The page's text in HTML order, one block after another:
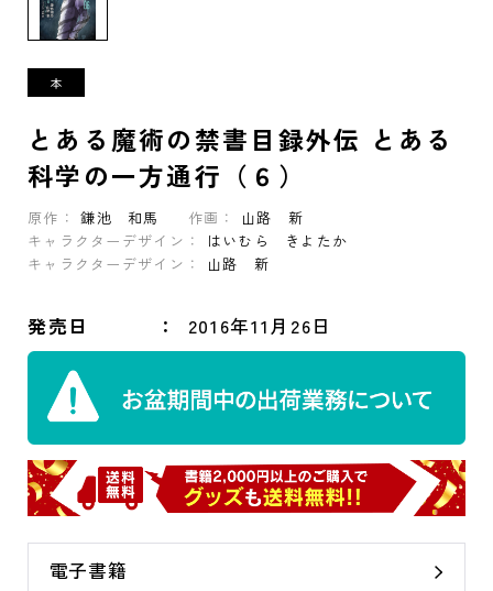
とある魔術の禁書目録外伝 とある
科学の一方通行（６）
原作： 鎌池 和馬 作画：
山路 新
キャラクターデザイン：
はいむら きよたか
キャラクターデザイン：
山路 新
発売日 2016年11月26日
電子書籍